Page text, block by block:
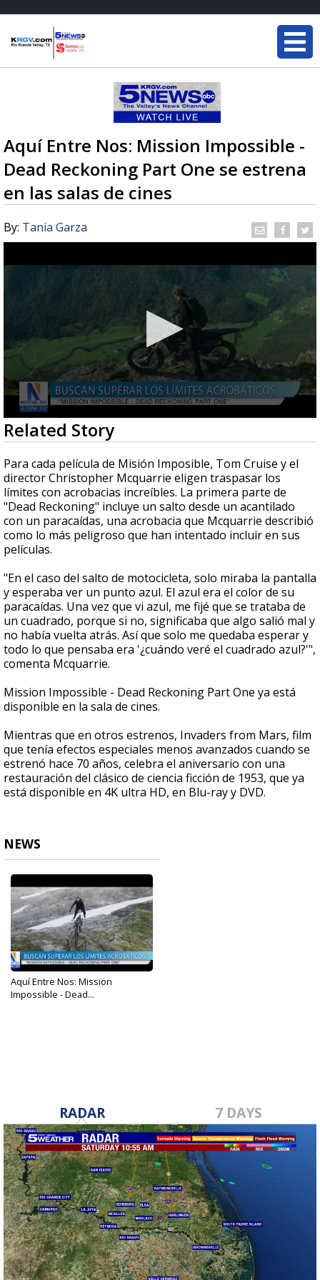
Aquí Entre Nos: Mission Impossible -
Dead Reckoning Part One se estrena
en las salas de cines
By: Tania Garza
0
seconds
of
1
minute,
45
seconds
Related Story
Para cada película de Misión Imposible, Tom Cruise y el
director Christopher Mcquarrie eligen traspasar los
límites con acrobacias increíbles. La primera parte de
"Dead Reckoning" incluye un salto desde un acantilado
con un paracaídas, una acrobacia que Mcquarrie describió
como lo más peligroso que han intentado incluir en sus
películas.
"En el caso del salto de motocicleta, solo miraba la pantalla
y esperaba ver un punto azul. El azul era el color de su
paracaídas. Una vez que vi azul, me fijé que se trataba de
un cuadrado, porque si no, significaba que algo salió mal y
no había vuelta atrás. Así que solo me quedaba esperar y
todo lo que pensaba era '¿cuándo veré el cuadrado azul?'",
comenta Mcquarrie.
Mission Impossible - Dead Reckoning Part One ya está
disponible en la sala de cines.
Mientras que en otros estrenos, Invaders from Mars, film
que tenía efectos especiales menos avanzados cuando se
estrenó hace 70 años, celebra el aniversario con una
restauración del clásico de ciencia ficción de 1953, que ya
está disponible en 4K ultra HD, en Blu-ray y DVD.
NEWS
Aquí Entre Nos: Mission
Impossible - Dead...
RADAR 7 DAYS